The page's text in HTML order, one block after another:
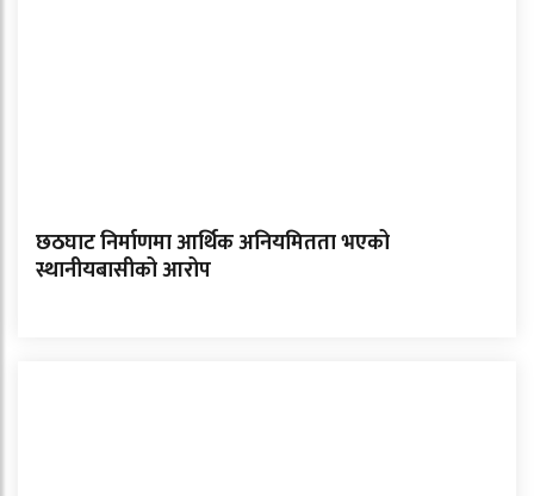
छठघाट निर्माणमा आर्थिक अनियमितता भएको
स्थानीयबासीको आरोप